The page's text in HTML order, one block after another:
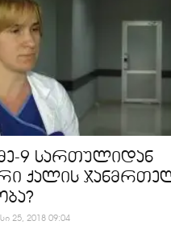
9 სართულიდან
ქალის
25, 2018 09:04